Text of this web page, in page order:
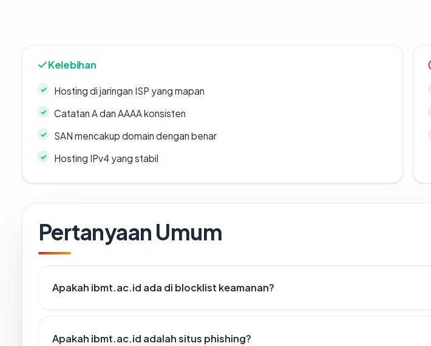
Kelebihan
Hosting di jaringan ISP yang mapan
Catatan A dan AAAA konsisten
SAN mencakup domain dengan benar
Hosting IPv4 yang stabil
Pertanyaan Umum
Apakah ibmt.ac.id ada di blocklist keamanan?
Apakah ibmt.ac.id adalah situs phishing?